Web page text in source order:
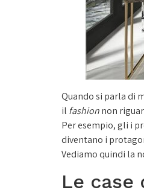
Quando si parla di
il fashionnon
Per esempio, gli i
diventano i
Vediamo quindi la
Le case